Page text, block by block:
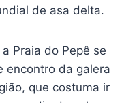
de asa delta.
Praia do Pepê se
encontro da galera
que costuma ir